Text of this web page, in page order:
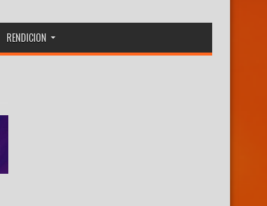
RENDICION